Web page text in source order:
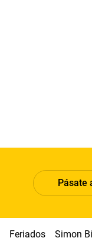
Pásate
Feriados Simon